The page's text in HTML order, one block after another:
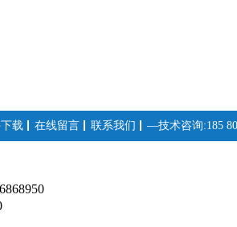
载 在线留言 联系我们 —技术咨询:185